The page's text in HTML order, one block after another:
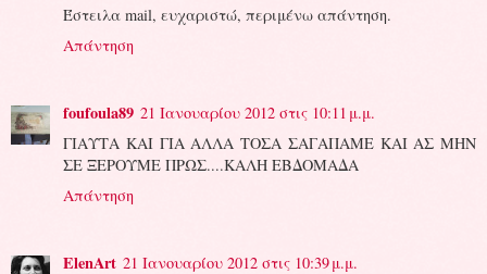
Έστειλα mail, ευχαριστώ, περιμένω απάντηση.
Απάντηση
foufoula89 21 Ιανουαρίου 2012 στις 10:11 μ.μ.
ΓΙΑΥΤΑ ΚΑΙ ΓΙΑ ΑΛΛΑ ΤΟΣΑ ΣΑΓΑΠΑΜΕ ΚΑΙ ΑΣ ΜΗΝ
ΣΕ ΞΕΡΟΥΜΕ ΠΡΩΣ....ΚΑΛΗ ΕΒΔΟΜΑΔΑ
Απάντηση
ElenArt 21 Ιανουαρίου 2012 στις 10:39 μ.μ.